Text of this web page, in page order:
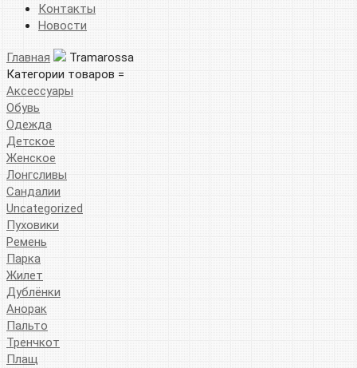
Контакты
Новости
Главная
Tramarossa
Категории товаров =
Аксессуары
Обувь
Одежда
Детское
Женское
Лонгсливы
Сандалии
Uncategorized
Пуховики
Ремень
Парка
Жилет
Дублёнки
Анорак
Пальто
Тренчкот
Плащ